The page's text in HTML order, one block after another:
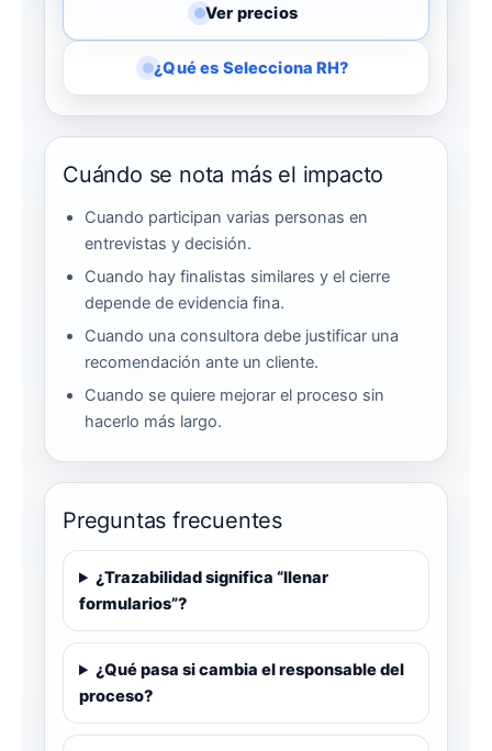
Ver precios
¿Qué es Selecciona RH?
Cuándo se nota más el impacto
Cuando participan varias personas en
entrevistas y decisión.
Cuando hay finalistas similares y el cierre
depende de evidencia fina.
Cuando una consultora debe justificar una
recomendación ante un cliente.
Cuando se quiere mejorar el proceso sin
hacerlo más largo.
Preguntas frecuentes
¿Trazabilidad significa “llenar
formularios”?
¿Qué pasa si cambia el responsable del
proceso?